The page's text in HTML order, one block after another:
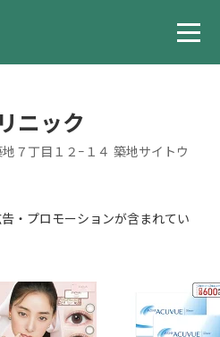
ニック
７丁目１２−１４ 築地サイトウ
・プロモーションが含まれてい